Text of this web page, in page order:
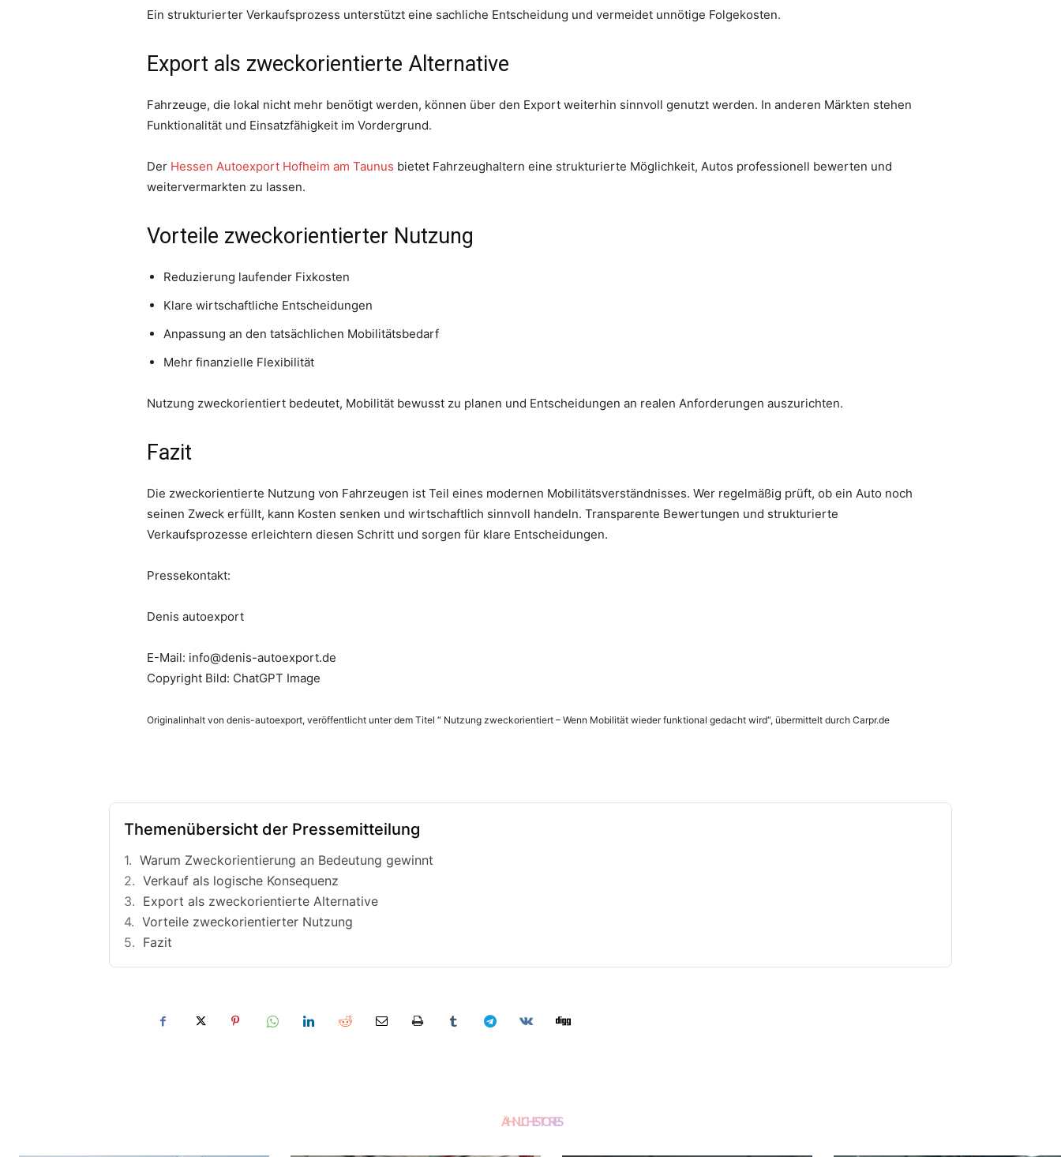
Ein strukturierter Verkaufsprozess unterstützt eine sachliche Entscheidung und vermeidet unnötige Folgekosten.
Export als zweckorientierte Alternative
Fahrzeuge, die lokal nicht mehr benötigt werden, können über den Export weiterhin sinnvoll genutzt werden. In anderen Märkten stehen
Funktionalität und Einsatzfähigkeit im Vordergrund.
Der Hessen Autoexport Hofheim am Taunus bietet Fahrzeughaltern eine strukturierte Möglichkeit, Autos professionell bewerten und
weitervermarkten zu lassen.
Vorteile zweckorientierter Nutzung
Reduzierung laufender Fixkosten
Klare wirtschaftliche Entscheidungen
Anpassung an den tatsächlichen Mobilitätsbedarf
Mehr finanzielle Flexibilität
Nutzung zweckorientiert bedeutet, Mobilität bewusst zu planen und Entscheidungen an realen Anforderungen auszurichten.
Fazit
Die zweckorientierte Nutzung von Fahrzeugen ist Teil eines modernen Mobilitätsverständnisses. Wer regelmäßig prüft, ob ein Auto noch
seinen Zweck erfüllt, kann Kosten senken und wirtschaftlich sinnvoll handeln. Transparente Bewertungen und strukturierte
Verkaufsprozesse erleichtern diesen Schritt und sorgen für klare Entscheidungen.
Pressekontakt:
Denis autoexport
E-Mail: info@denis-autoexport.de
Copyright Bild: ChatGPT Image
Originalinhalt von denis-autoexport, veröffentlicht unter dem Titel “ Nutzung zweckorientiert – Wenn Mobilität wieder funktional gedacht wird“, übermittelt durch Carpr.de
Themenübersicht der Pressemitteilung
Warum Zweckorientierung an Bedeutung gewinnt
Verkauf als logische Konsequenz
Export als zweckorientierte Alternative
Vorteile zweckorientierter Nutzung
Fazit
ÄHNLICHE STORIES